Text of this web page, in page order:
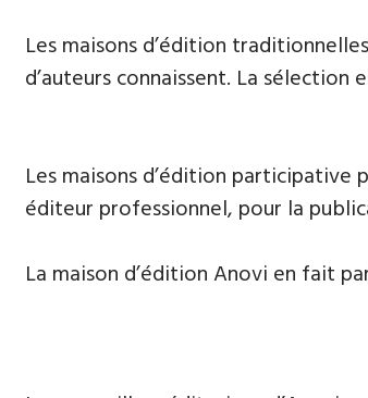
Les maisons d’édition
d’auteurs connaissent. La
Les maisons d’édition
éditeur professionnel, pour la
La maison d’édition Anovi en fait